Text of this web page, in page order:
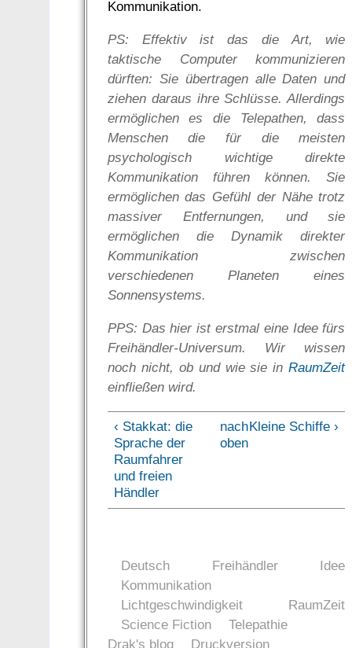
Kommunikation.
PS: Effektiv ist das die Art, wie
taktische Computer kommunizieren
dürften: Sie übertragen alle Daten und
ziehen daraus ihre Schlüsse. Allerdings
ermöglichen es die Telepathen, dass
Menschen die für die meisten
psychologisch wichtige direkte
Kommunikation führen können. Sie
ermöglichen das Gefühl der Nähe trotz
massiver Entfernungen, und sie
ermöglichen die Dynamik direkter
Kommunikation zwischen
verschiedenen Planeten eines
Sonnensystems.
PPS: Das hier ist erstmal eine Idee fürs
Freihändler-Universum. Wir wissen
noch nicht, ob und wie sie inRaumZeit
einfließen wird.
‹ Stakkat: die
Sprache der
Raumfahrer
und freien
Händler
nach
oben
Kleine Schiffe ›
Deutsch Freihändler
Idee
Kommunikation
Lichtgeschwindigkeit
RaumZeit
Science Fiction
Telepathie
Drak's blog
Druckversion